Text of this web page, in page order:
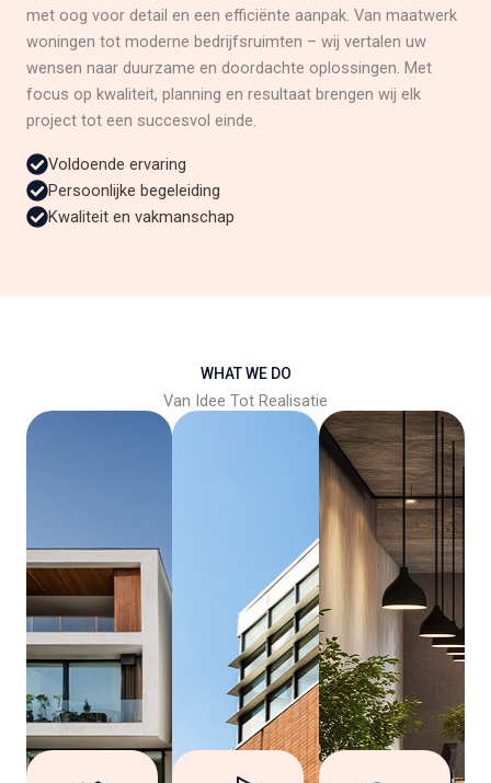
met oog voor detail en een efficiënte aanpak. Van maatwerk
woningen tot moderne bedrijfsruimten – wij vertalen uw
wensen naar duurzame en doordachte oplossingen. Met
focus op kwaliteit, planning en resultaat brengen wij elk
project tot een succesvol einde.
Voldoende ervaring
Persoonlijke begeleiding
Kwaliteit en vakmanschap
WHAT WE DO
Van Idee Tot Realisatie